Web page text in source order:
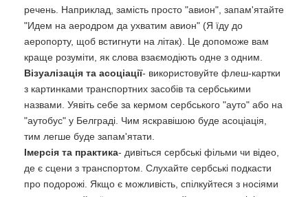
речень. Наприклад, замість просто "авион", запам'ятайте
"Идем на аеродром да ухватим авион" (Я їду до
аеропорту, щоб встигнути на літак). Це допоможе вам
краще розуміти, як слова взаємодіють одне з одним.
Візуалізація та асоціації- використовуйте флеш-картки
з картинками транспортних засобів та сербськими
назвами. Уявіть себе за кермом сербського "ауто" або на
"аутобус" у Белграді. Чим яскравішою буде асоціація,
тим легше буде запам'ятати.
Імерсія та практика- дивіться сербські фільми чи відео,
де є сцени з транспортом. Слухайте сербські подкасти
про подорожі. Якщо є можливість, спілкуйтеся з носіями